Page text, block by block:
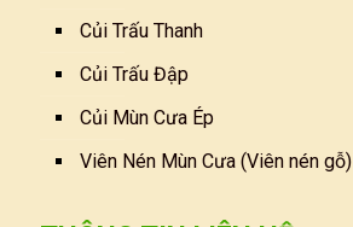
Củi Trấu Thanh
Củi Trấu Đập
Củi Mùn Cưa Ép
Viên Nén Mùn Cưa (Viên nén gỗ)